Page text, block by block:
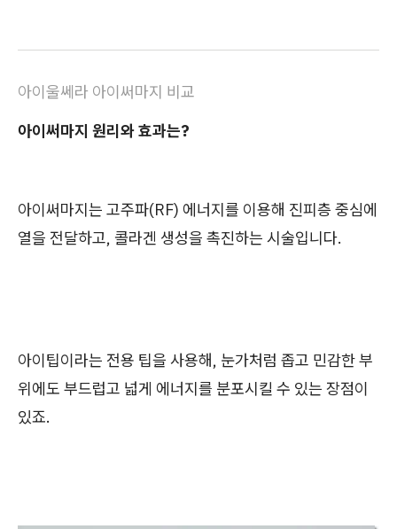
아이울쎄라 아이써마지 비교
아이써마지 원리와 효과는?
아이써마지는 고주파(RF) 에너지를 이용해 진피층 중심에
열을 전달하고, 콜라겐 생성을 촉진하는 시술입니다.
아이팁이라는 전용 팁을 사용해, 눈가처럼 좁고 민감한 부
위에도 부드럽고 넓게 에너지를 분포시킬 수 있는 장점이
있죠.